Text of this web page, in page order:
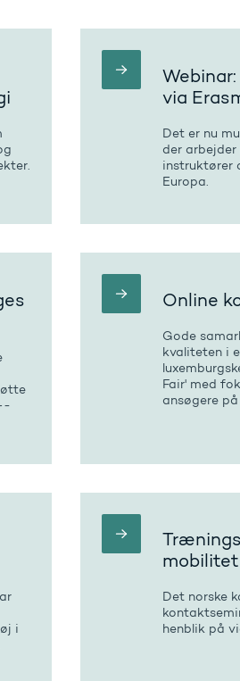
via
Det er nu
der
instruktører
Europa.
Online
Gode
kvaliteten i
Fair' med
ansøgere
i
Det norske
henblik på